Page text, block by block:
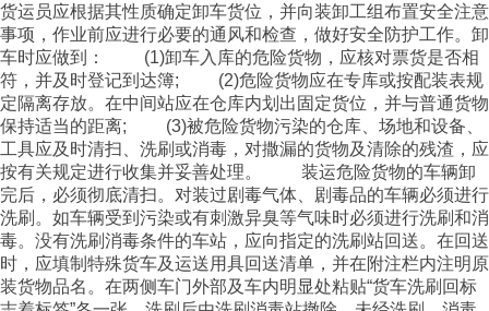
货运员应根据其性质确定卸车货位，并向装卸工组布置安全注意
事项，作业前应进行必要的通风和检查，做好安全防护工作。卸
车时应做到： (1)卸车入库的危险货物，应核对票货是否相
符，并及时登记到达簿; (2)危险货物应在专库或按配装表规
定隔离存放。在中间站应在仓库内划出固定货位，并与普通货物
保持适当的距离; (3)被危险货物污染的仓库、场地和设备、
工具应及时清扫、洗刷或消毒，对撒漏的货物及清除的残渣，应
按有关规定进行收集并妥善处理。 装运危险货物的车辆卸
完后，必须彻底清扫。对装过剧毒气体、剧毒品的车辆必须进行
洗刷。如车辆受到污染或有刺激异臭等气味时必须进行洗刷和消
毒。没有洗刷消毒条件的车站，应向指定的洗刷站回送。在回送
时，应填制特殊货车及运送用具回送清单，并在附注栏内注明原
装货物品名。在两侧车门外部及车内明显处粘贴“货车洗刷回标